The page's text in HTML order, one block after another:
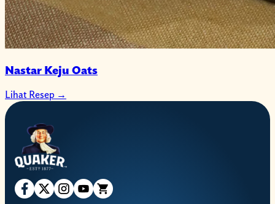
Nastar Keju Oats
Lihat Resep →